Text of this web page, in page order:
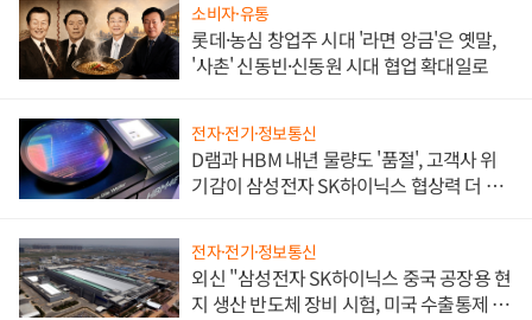
소비자·유통
롯데·농심 창업주 시대 '라면 앙금'은 옛말,
'사촌' 신동빈·신동원 시대 협업 확대일로
전자·전기·정보통신
D램과 HBM 내년 물량도 '품절', 고객사 위
기감이 삼성전자 SK하이닉스 협상력 더 키
전자·전기·정보통신
외신 "삼성전자 SK하이닉스 중국 공장용 현
지 생산 반도체 장비 시험, 미국 수출통제 대